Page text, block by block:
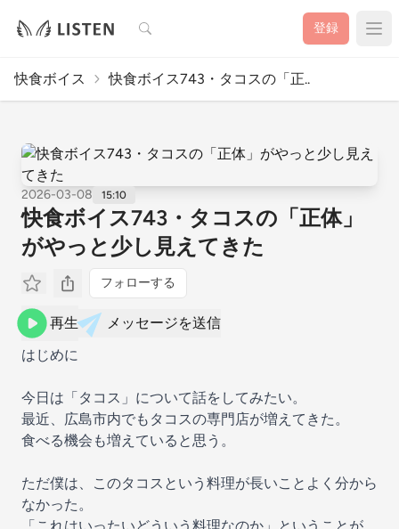
検索 登録
快食ボイス 快食ボイス743・タコスの「正..
2026-03-08 15:10
快食ボイス743・タコスの「正体」
がやっと少し見えてきた
フォローする
再生
メッセージを送信
はじめに
今日は「タコス」について話をしてみたい。
最近、広島市内でもタコスの専門店が増えてきた。
食べる機会も増えていると思う。
ただ僕は、このタコスという料理が長いことよく分から
なかった。